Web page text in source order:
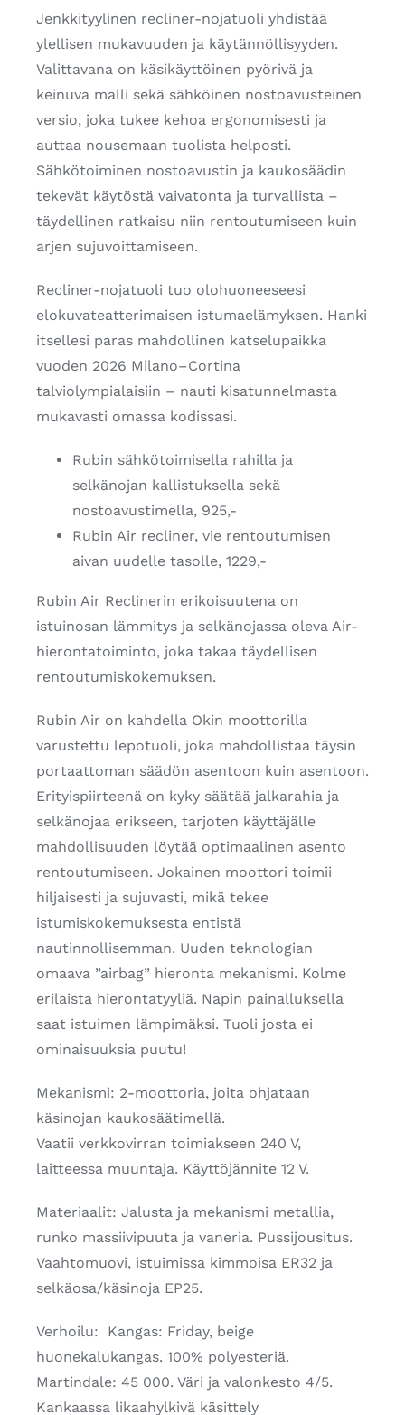
Jenkkityylinen recliner-nojatuoli yhdistää
ylellisen mukavuuden ja käytännöllisyyden.
Valittavana on käsikäyttöinen pyörivä ja
keinuva malli sekä sähköinen nostoavusteinen
versio, joka tukee kehoa ergonomisesti ja
auttaa nousemaan tuolista helposti.
Sähkötoiminen nostoavustin ja kaukosäädin
tekevät käytöstä vaivatonta ja turvallista –
täydellinen ratkaisu niin rentoutumiseen kuin
arjen sujuvoittamiseen.
Recliner-nojatuoli tuo olohuoneeseesi
elokuvateatterimaisen istumaelämyksen. Hanki
itsellesi paras mahdollinen katselupaikka
vuoden 2026 Milano–Cortina
talviolympialaisiin – nauti kisatunnelmasta
mukavasti omassa kodissasi.
Rubin sähkötoimisella rahilla ja
selkänojan kallistuksella sekä
nostoavustimella, 925,-
Rubin Air recliner, vie rentoutumisen
aivan uudelle tasolle, 1229,-
Rubin Air Reclinerin erikoisuutena on
istuinosan lämmitys ja selkänojassa oleva Air-
hierontatoiminto, joka takaa täydellisen
rentoutumiskokemuksen.
Rubin Air on kahdella Okin moottorilla
varustettu lepotuoli, joka mahdollistaa täysin
portaattoman säädön asentoon kuin asentoon.
Erityispiirteenä on kyky säätää jalkarahia ja
selkänojaa erikseen, tarjoten käyttäjälle
mahdollisuuden löytää optimaalinen asento
rentoutumiseen. Jokainen moottori toimii
hiljaisesti ja sujuvasti, mikä tekee
istumiskokemuksesta entistä
nautinnollisemman. Uuden teknologian
omaava ”airbag” hieronta mekanismi. Kolme
erilaista hierontatyyliä. Napin painalluksella
saat istuimen lämpimäksi. Tuoli josta ei
ominaisuuksia puutu!
Mekanismi: 2-moottoria, joita ohjataan
käsinojan kaukosäätimellä.
Vaatii verkkovirran toimiakseen 240 V,
laitteessa muuntaja. Käyttöjännite 12 V.
Materiaalit: Jalusta ja mekanismi metallia,
runko massiivipuuta ja vaneria. Pussijousitus.
Vaahtomuovi, istuimissa kimmoisa ER32 ja
selkäosa/käsinoja EP25.
Verhoilu: Kangas: Friday, beige
huonekalukangas. 100% polyesteriä.
Martindale: 45 000. Väri ja valonkesto 4/5.
Kankaassa likaahylkivä käsittely